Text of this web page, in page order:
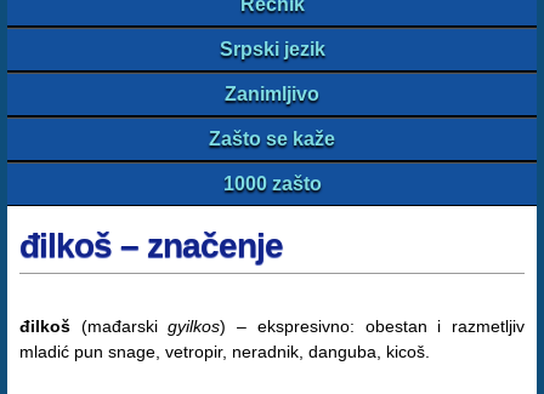
Rečnik
Srpski jezik
Zanimljivo
Zašto se kaže
1000 zašto
đilkoš – značenje
đilkoš (mađarskigyilkos) – ekspresivno: obestan i razmetljiv
mladić pun snage, vetropir, neradnik, danguba, kicoš.